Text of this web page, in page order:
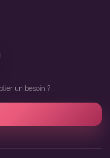
un besoin ?